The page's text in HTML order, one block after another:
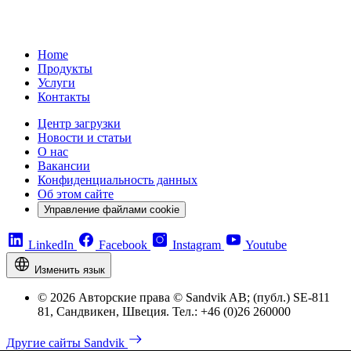
Home
Продукты
Услуги
Контакты
Центр загрузки
Новости и статьи
О нас
Вакансии
Конфиденциальность данных
Об этом сайте
Управление файлами cookie
LinkedIn Facebook Instagram Youtube
Изменить язык
© 2026 Авторские права © Sandvik AB; (публ.) SE-811
81, Сандвикен, Швеция. Тел.: +46 (0)26 260000
Другие сайты Sandvik